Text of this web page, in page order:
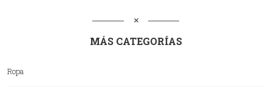
MÁS CATEGORÍAS
Ropa